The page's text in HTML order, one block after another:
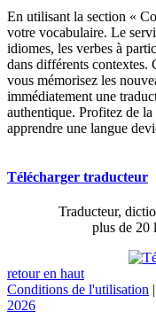
En utilisant la section «
votre vocabulaire. Le
idiomes, les verbes à
dans différents contextes.
vous mémorisez les
immédiatement une
authentique. Profitez de
apprendre une langue
Télécharger traducteur
Traducteur,
plus de 20
retour en haut
Conditions de l'utilisation |
2026